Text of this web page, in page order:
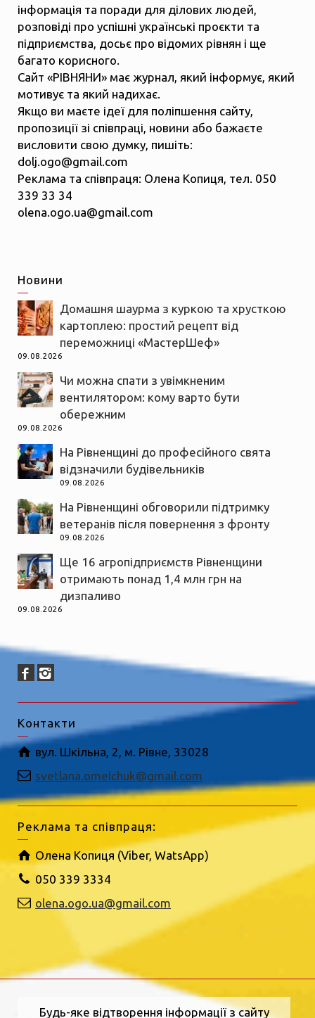
інформація та поради для ділових людей,
розповіді про успішні українські проєкти та
підприємства, досьє про відомих рівнян і ще
багато корисного.
Сайт «РІВНЯНИ» має журнал, який інформує, який
мотивує та який надихає.
Якщо ви маєте ідеї для поліпшення сайту,
пропозиції зі співпраці, новини або бажаєте
висловити свою думку, пишіть:
dolj.ogo@gmail.com
Реклама та співпраця: Олена Копиця, тел. 050
339 33 34
olena.ogo.ua@gmail.com
Новини
Домашня шаурма з куркою та хрусткою
картоплею: простий рецепт від
переможниці «МастерШеф»
09.08.2026
Чи можна спати з увімкненим
вентилятором: кому варто бути
обережним
09.08.2026
На Рівненщині до професійного свята
відзначили будівельників
09.08.2026
На Рівненщині обговорили підтримку
ветеранів після повернення з фронту
09.08.2026
Ще 16 агропідприємств Рівненщини
отримають понад 1,4 млн грн на
дизпаливо
09.08.2026
Контакти
вул. Шкільна, 2, м. Рівне, 33028
svetlana.omelchuk@gmail.com
Реклама та співпраця:
Олена Копиця (Viber, WatsApp)
050 339 3334
olena.ogo.ua@gmail.com
Будь-яке відтворення інформації з сайту